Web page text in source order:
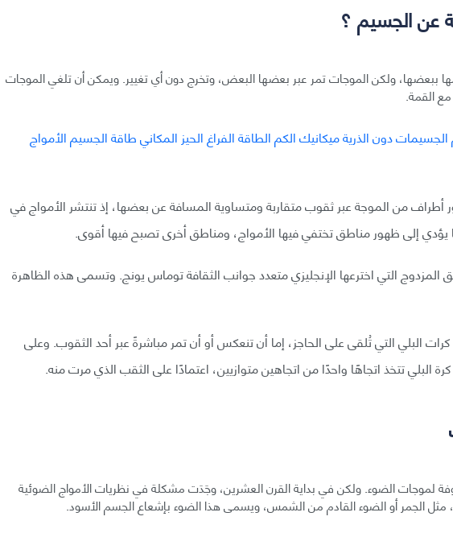
عن الجسيم ؟
ببعضها، ولكن الموجات تمر عبر بعضها البعض، وتخرج دون أي تغيير. ويمكن أن تلغي الموجات
القمة.
من الموجة عبر ثقوب متقاربة ومتساوية المسافة عن بعضها، إذ تنتشر الأمواج في
يؤدي إلى ظهور مناطق تختفي فيها الأمواج، ومناطق أخرى تصبح فيها أقوى.
المزدوج التي اخترعها الإنجليزي متعدد جوانب الثقافة توماس يونج. وتسمى هذه الظاهرة
البلي التي تُلقى على الحاجز، إما أن تنعكس أو أن تمر مباشرةً عبر أحد الثقوب. وعلى
البلي تتخذ اتجاهًا واحدًا من اتجاهين متوازيين، اعتمادًا على الثقب الذي مرت منه.
لموجات الضوء. ولكن في بداية القرن العشرين، وجَدَت مشكلة في نظريات الأمواج الضوئية
مثل الجمر أو الضوء القادم من الشمس، ويسمى هذا الضوء بإشعاع الجسم الأسود.